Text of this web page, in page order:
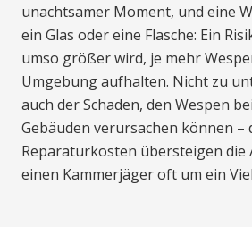
unachtsamer Moment, und eine
ein Glas oder eine Flasche: Ein
umso größer wird, je mehr
Umgebung aufhalten. Nicht zu
auch der Schaden, den Wespen
Gebäuden verursachen können –
Reparaturkosten übersteigen die
einen Kammerjäger oft um ein